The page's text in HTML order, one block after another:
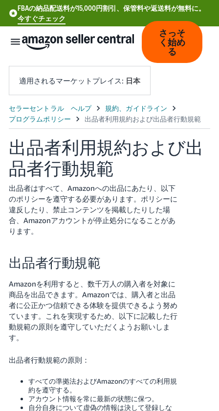
FBAの納品配送料が15,000円割引、保管料や返送料が無料に。
今すぐチェック
日
本
語
中
文
-
CN
Deutsch
- DE
Español
- ES
Français
Italiano
- IT
한
국
어
KR
本
語
ロ
グ
ン
さっそ
く始め
る
適用されるマーケットプレイス: 日本
出品者利用規約および出
品者行動規範
出品者はすべて、Amazonへの出品にあたり、以下
のポリシーを遵守する必要があります。ポリシーに
違反したり、禁止コンテンツを掲載したりした場
合、Amazonアカウントが停止処分になることがあ
ります。
出品者行動規範
Amazonを利用すると、数千万人の購入者を対象に
商品を出品できます。Amazonでは、購入者と出品
者に公正かつ信頼できる体験を提供できるよう努め
ています。これを実現するため、以下に記載した行
動規範の原則を遵守していただくようお願いしま
す。
出品者行動規範の原則：
すべての準拠法およびAmazonのすべての利用規
約を遵守する。
アカウント情報を常に最新の状態に保つ。
自分自身について虚偽の情報は決して登録しな